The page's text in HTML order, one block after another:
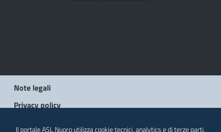
Note legali
Privacy policy
Il portale ASL Nuoro utilizza cookie tecnici, analytics e di terze parti.